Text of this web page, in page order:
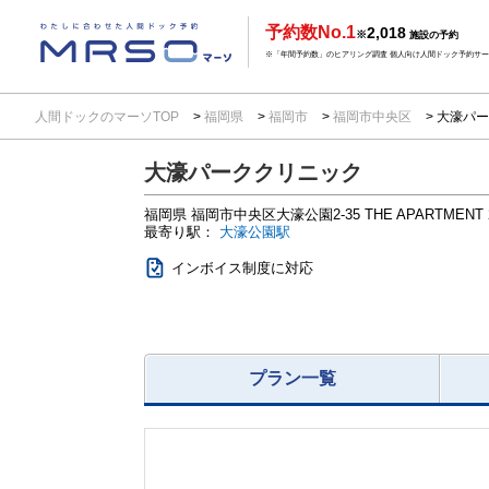
予約数No.1※2,018 施設の予約
※「年間予約数」のヒアリング調査 個人向け人間ドック予約サ
人間ドックのマーソTOP 福岡県 福岡市 福岡市中央区 大濠パ
大濠パーククリニック
福岡県 福岡市中央区大濠公園2-35 THE APARTMENT
最寄り駅： 大濠公園駅
インボイス制度に対応
プラン一覧